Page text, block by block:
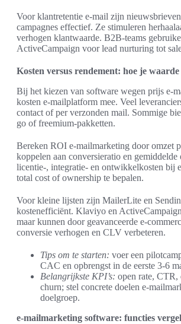
Voor klantretentie e-mail zijn
campagnes effectief. Ze stimuleren
verhogen klantwaarde. B2B-teams
ActiveCampaign voor lead nurturing tot
Kosten versus rendement: hoe je
Bij het kiezen van software wegen prijs e-
kosten e-mailplatform mee. Veel
contact of per verzonden mail. Sommige
go of freemium-pakketten.
Bereken ROI e-mailmarketing door omzet
koppelen aan conversieratio en gemiddelde
licentie-, integratie- en ontwikkelkosten bij
total cost of ownership te bepalen.
Voor kleine lijsten zijn MailerLite en
kostenefficiënt. Klaviyo en
maar kunnen door geavanceerde e-
conversie verhogen en CLV verbeteren.
Tips om te starten: voer een
CAC en opbrengst in de eerste 3-6
Belangrijkste KPI’s: open rate, CTR,
churn; stel concrete doelen e-
doelgroep.
e-mailmarketing software: functies